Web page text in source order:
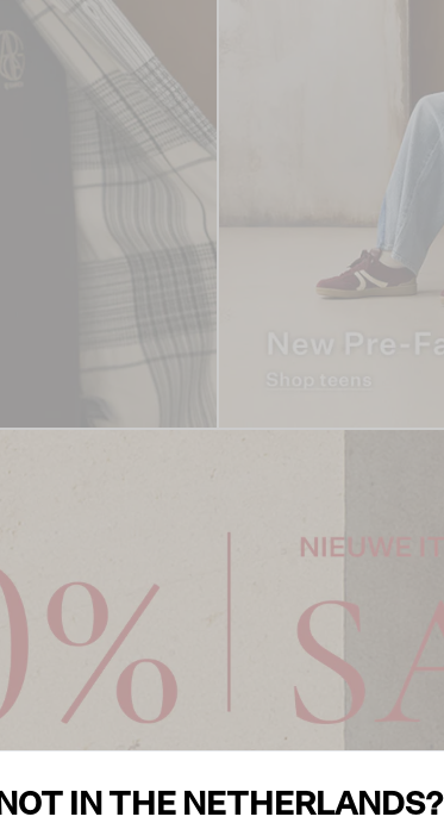
Dames Heren Meisjes Jongens
NOT IN THE NETHERLANDS?